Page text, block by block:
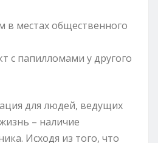
в местах общественного
с папилломами у другого
для людей, ведущих
– наличие
Исходя из того, что